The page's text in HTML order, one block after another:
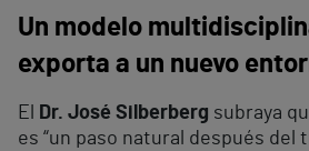
Un modelo
exporta a un nuevo
El Dr. José Silberberg subraya
es “un paso natural después del